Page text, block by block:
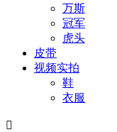
万斯
冠军
虎头
皮带
视频实拍
鞋
衣服
